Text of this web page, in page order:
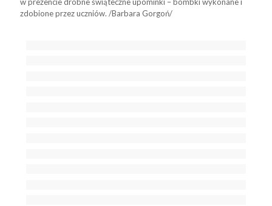
zdobione przez uczniów. /Barbara Gorgoń/